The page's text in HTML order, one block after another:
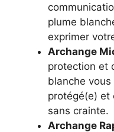
plume
exprimer
Archange
protection et
blanche
protégé(e) et
sans crainte.
Archange